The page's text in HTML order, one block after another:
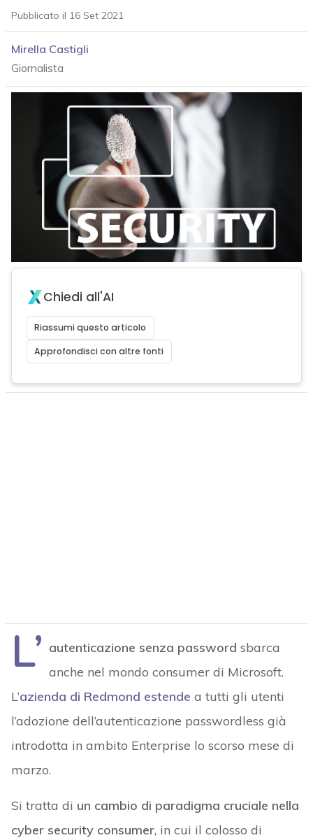
Pubblicato il 16 Set 2021
Mirella Castigli
Giornalista
Chiedi all'AI
Riassumi questo articolo
Approfondisci con altre fonti
L’ autenticazione senza password sbarca
anche nel mondo consumer di Microsoft.
L’azienda di Redmond estende a tutti gli utenti
l’adozione dell’autenticazione passwordless già
introdotta in ambito Enterprise lo scorso mese di
marzo.
Si tratta di un cambio di paradigma cruciale nella
cyber security consumer, in cui il colosso di